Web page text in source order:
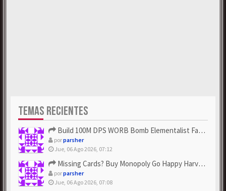
TEMAS RECIENTES
Build 100M DPS WORB Bomb Elementalist Fast - Grab POE Curren...
porparsher
Jue, 06 Ago 2026, 07:12
Missing Cards? Buy Monopoly Go Happy Harvest with Looney Tun...
porparsher
Jue, 06 Ago 2026, 07:08